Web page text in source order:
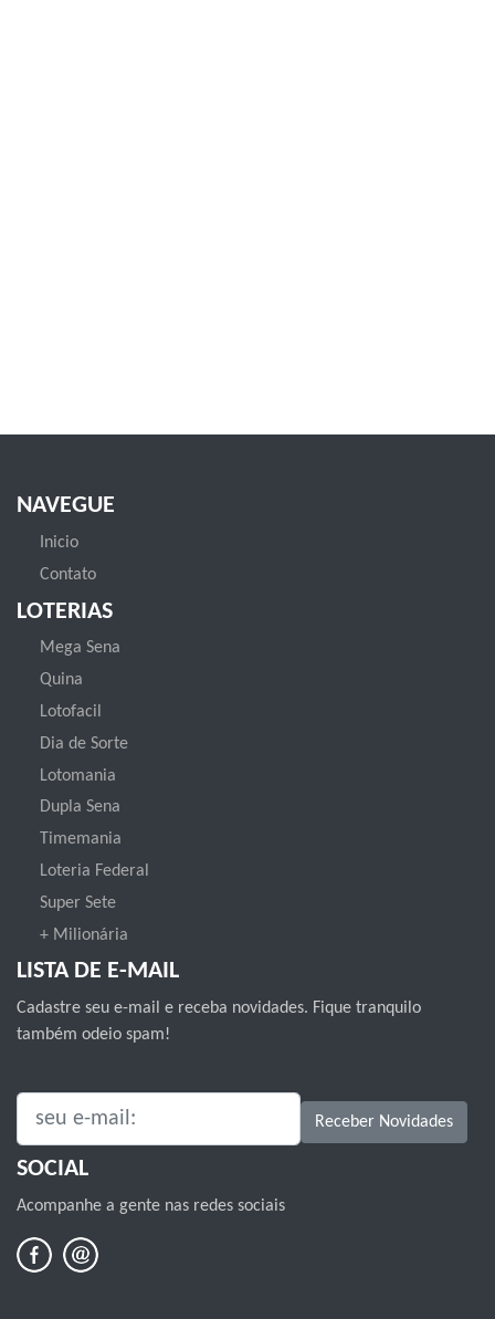
NAVEGUE
Inicio
Contato
LOTERIAS
Mega Sena
Quina
Lotofacil
Dia de Sorte
Lotomania
Dupla Sena
Timemania
Loteria Federal
Super Sete
+ Milionária
LISTA DE E-MAIL
Cadastre seu e-mail e receba novidades. Fique tranquilo
também odeio spam!
SEU E-MAIL: Receber Novidades
SOCIAL
Acompanhe a gente nas redes sociais